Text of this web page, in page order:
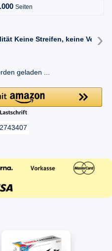
Seiten
Keine Streifen, keine ›
geladen ...